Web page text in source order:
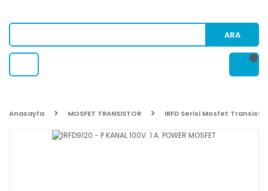
ARA
Anasayfa MOSFET TRANSISTOR IRFD Serisi Mosfet